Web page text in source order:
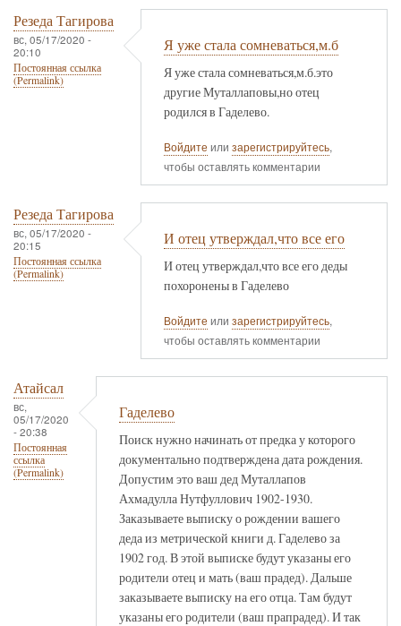
Резеда Тагирова
вс, 05/17/2020 -
20:10
Постоянная ссылка
(Permalink)
Я уже стала сомневаться,м.б
Я уже стала сомневаться,м.б.это
другие Муталлаповы,но отец
родился в Гаделево.
Войдите или зарегистрируйтесь,
чтобы оставлять комментарии
Резеда Тагирова
вс, 05/17/2020 -
20:15
Постоянная ссылка
(Permalink)
И отец утверждал,что все его
И отец утверждал,что все его деды
похоронены в Гаделево
Войдите или зарегистрируйтесь,
чтобы оставлять комментарии
Атайсал
вс,
05/17/2020
- 20:38
Постоянная
ссылка
(Permalink)
Гаделево
Поиск нужно начинать от предка у которого
документально подтверждена дата рождения.
Допустим это ваш дед Муталлапов
Ахмадулла Нутфуллович 1902-1930.
Заказываете выписку о рождении вашего
деда из метрической книги д. Гаделево за
1902 год. В этой выписке будут указаны его
родители отец и мать (ваш прадед). Дальше
заказываете выписку на его отца. Там будут
указаны его родители (ваш прапрадед). И так